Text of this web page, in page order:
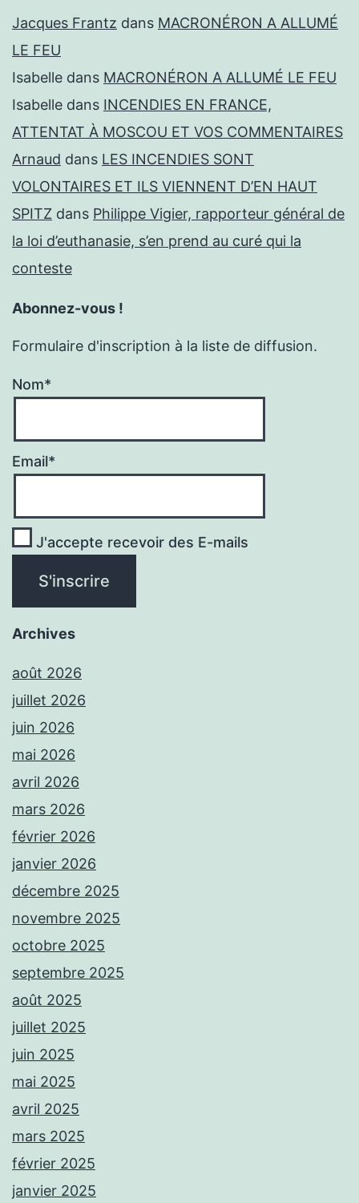
Jacques Frantz dans MACRONÉRON A ALLUMÉ
LE FEU
Isabelle dans MACRONÉRON A ALLUMÉ LE FEU
Isabelle dans INCENDIES EN FRANCE,
ATTENTAT À MOSCOU ET VOS COMMENTAIRES
Arnaud dans LES INCENDIES SONT
VOLONTAIRES ET ILS VIENNENT D’EN HAUT
SPITZ dans Philippe Vigier, rapporteur général de
la loi d’euthanasie, s’en prend au curé qui la
conteste
Abonnez-vous !
Formulaire d'inscription à la liste de diffusion.
Nom*
Email*
J'accepte recevoir des E-mails
Archives
août 2026
juillet 2026
juin 2026
mai 2026
avril 2026
mars 2026
février 2026
janvier 2026
décembre 2025
novembre 2025
octobre 2025
septembre 2025
août 2025
juillet 2025
juin 2025
mai 2025
avril 2025
mars 2025
février 2025
janvier 2025